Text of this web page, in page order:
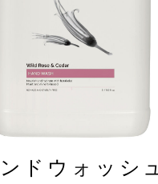
ドウォッシュ